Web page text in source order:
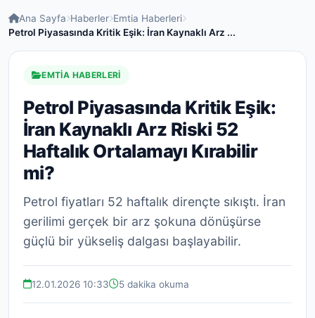
Ana Sayfa Haberler Emtia Haberleri
Petrol Piyasasında Kritik Eşik: İran Kaynaklı Arz ...
EMTIA HABERLERI
Petrol Piyasasında Kritik Eşik:
İran Kaynaklı Arz Riski 52
Haftalık Ortalamayı Kırabilir
mi?
Petrol fiyatları 52 haftalık dirençte sıkıştı. İran
gerilimi gerçek bir arz şokuna dönüşürse
güçlü bir yükseliş dalgası başlayabilir.
12.01.2026 10:33 5 dakika okuma